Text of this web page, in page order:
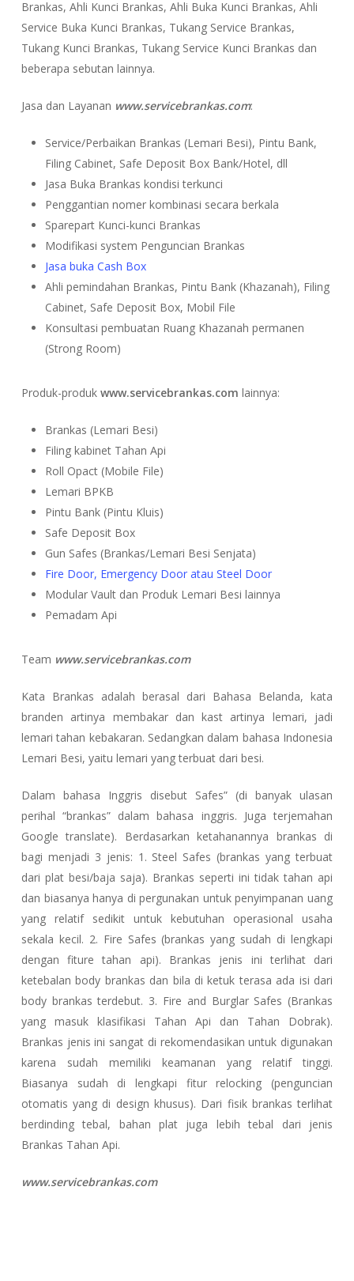
Brankas, Ahli Kunci Brankas, Ahli Buka Kunci Brankas, Ahli
Service Buka Kunci Brankas, Tukang Service Brankas,
Tukang Kunci Brankas, Tukang Service Kunci Brankas dan
beberapa sebutan lainnya.
Jasa dan Layanan www.servicebrankas.com:
Service/Perbaikan Brankas (Lemari Besi), Pintu Bank,
Filing Cabinet, Safe Deposit Box Bank/Hotel, dll
Jasa Buka Brankas kondisi terkunci
Penggantian nomer kombinasi secara berkala
Sparepart Kunci-kunci Brankas
Modifikasi system Penguncian Brankas
Jasa buka Cash Box
Ahli pemindahan Brankas, Pintu Bank (Khazanah), Filing
Cabinet, Safe Deposit Box, Mobil File
Konsultasi pembuatan Ruang Khazanah permanen
(Strong Room)
Produk-produk www.servicebrankas.com lainnya:
Brankas (Lemari Besi)
Filing kabinet Tahan Api
Roll Opact (Mobile File)
Lemari BPKB
Pintu Bank (Pintu Kluis)
Safe Deposit Box
Gun Safes (Brankas/Lemari Besi Senjata)
Fire Door, Emergency Door atau Steel Door
Modular Vault dan Produk Lemari Besi lainnya
Pemadam Api
Team www.servicebrankas.com
Kata Brankas adalah berasal dari Bahasa Belanda, kata
branden artinya membakar dan kast artinya lemari, jadi
lemari tahan kebakaran. Sedangkan dalam bahasa Indonesia
Lemari Besi, yaitu lemari yang terbuat dari besi.
Dalam bahasa Inggris disebut Safes” (di banyak ulasan
perihal “brankas” dalam bahasa inggris. Juga terjemahan
Google translate). Berdasarkan ketahanannya brankas di
bagi menjadi 3 jenis: 1. Steel Safes (brankas yang terbuat
dari plat besi/baja saja). Brankas seperti ini tidak tahan api
dan biasanya hanya di pergunakan untuk penyimpanan uang
yang relatif sedikit untuk kebutuhan operasional usaha
sekala kecil. 2. Fire Safes (brankas yang sudah di lengkapi
dengan fiture tahan api). Brankas jenis ini terlihat dari
ketebalan body brankas dan bila di ketuk terasa ada isi dari
body brankas terdebut. 3. Fire and Burglar Safes (Brankas
yang masuk klasifikasi Tahan Api dan Tahan Dobrak).
Brankas jenis ini sangat di rekomendasikan untuk digunakan
karena sudah memiliki keamanan yang relatif tinggi.
Biasanya sudah di lengkapi fitur relocking (penguncian
otomatis yang di design khusus). Dari fisik brankas terlihat
berdinding tebal, bahan plat juga lebih tebal dari jenis
Brankas Tahan Api.
www.servicebrankas.com